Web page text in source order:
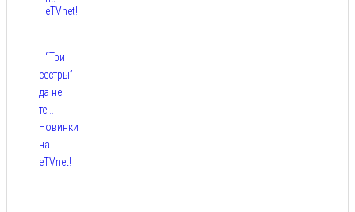
“Три
сестры”
да не
те…
Новинки
на
eTVnet!